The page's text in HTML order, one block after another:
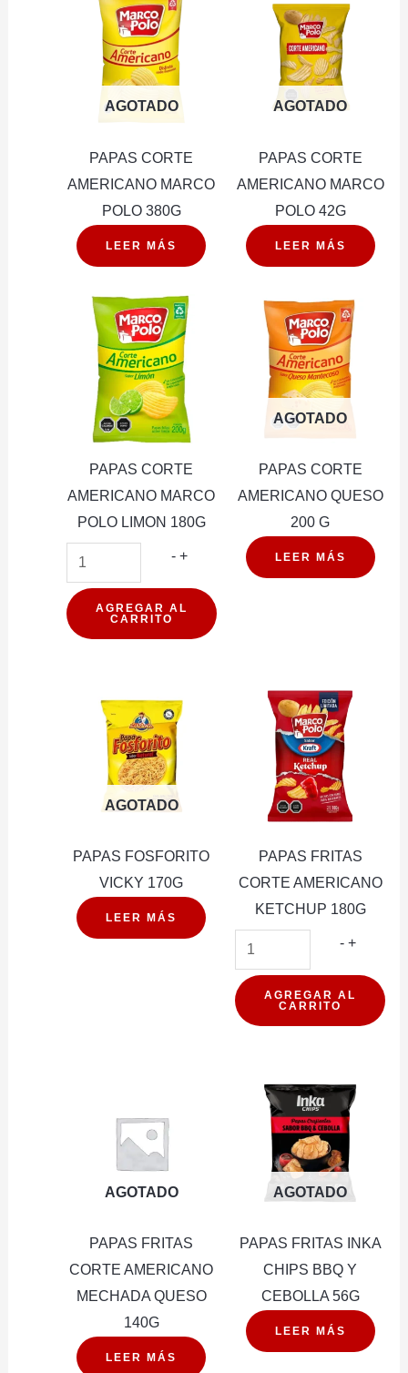
cantidad
AGOTADO
PAPAS CORTE
AMERICANO MARCO
POLO 380G
LEER MÁS
AGOTADO
PAPAS CORTE
AMERICANO MARCO
POLO 42G
LEER MÁS
PAPAS CORTE
AMERICANO MARCO
POLO LIMON 180G
- PAPAS
AMERICANO
MARCO
180G
+
AGREGAR AL
CARRITO
AGOTADO
PAPAS CORTE
AMERICANO QUESO
200 G
LEER MÁS
AGOTADO
PAPAS FOSFORITO
VICKY 170G
LEER MÁS
PAPAS FRITAS
CORTE AMERICANO
KETCHUP 180G
- PAPAS
CORTE
cantidad
+
AGREGAR AL
CARRITO
AGOTADO
PAPAS FRITAS
CORTE AMERICANO
MECHADA QUESO
140G
LEER MÁS
AGOTADO
PAPAS FRITAS INKA
CHIPS BBQ Y
CEBOLLA 56G
LEER MÁS